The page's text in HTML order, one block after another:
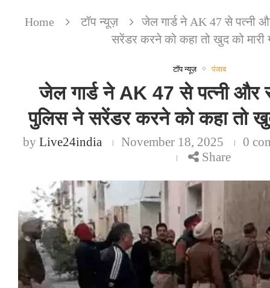
Home टॉप न्यूज़
जेल गार्ड ने AK 47 से पत्नी
सरेंडर करने को कहा तो खुद को मारी
टॉप न्यूज़ पंजाब
जेल गार्ड ने AK 47 से पत्नी और
पुलिस ने सरेंडर करने को कहा तो खुद
byLive24india November 18, 2025
0
Share